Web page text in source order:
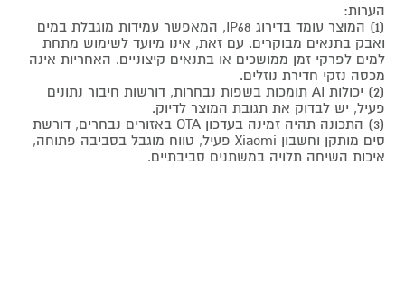
הערות:
(1) המוצר עומד בדירוג IP68, המאפשר עמידות מוגבלת במים
ואבק בתנאים מבוקרים. עם זאת, אינו מיועד לשימוש מתחת
למים לפרקי זמן ממושכים או בתנאים קיצוניים. האחריות אינה
מכסה נזקי חדירת נוזלים.
(2) יכולות AI תומכות בשפות נבחרות, דורשות חיבור נתונים
פעיל, יש לבדוק את תגובת המוצר לדיוק.
(3) התכונה תהיה זמינה בעדכון OTA באזורים נבחרים, דורשת
סים מותקן וחשבון Xiaomi פעיל, טווח מוגבל בסביבה פתוחה,
איכות השיחה תלויה במשתנים סביבתיים.